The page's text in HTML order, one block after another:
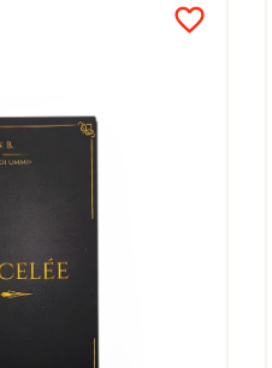
favorite_border